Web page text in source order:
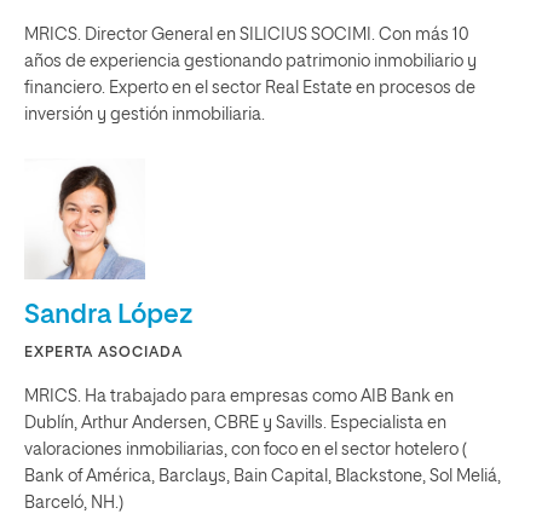
MRICS. Director General en SILICIUS SOCIMI. Con más 10
años de experiencia gestionando patrimonio inmobiliario y
financiero. Experto en el sector Real Estate en procesos de
inversión y gestión inmobiliaria.
Sandra López
EXPERTA ASOCIADA
MRICS. Ha trabajado para empresas como AIB Bank en
Dublín, Arthur Andersen, CBRE y Savills. Especialista en
valoraciones inmobiliarias, con foco en el sector hotelero (
Bank of América, Barclays, Bain Capital, Blackstone, Sol Meliá,
Barceló, NH.)